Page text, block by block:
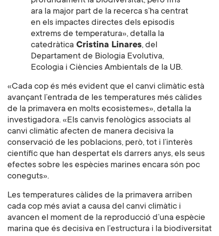
ara la major part de la recerca s’ha centrat
en els impactes directes dels episodis
extrems de temperatura», detalla la
catedràtica Cristina Linares, del
Departament de Biologia Evolutiva,
Ecologia i Ciències Ambientals de la UB.
«Cada cop és més evident que el canvi climàtic està
avançant l’entrada de les temperatures més càlides
de la primavera en molts ecosistemes», detalla la
investigadora. «Els canvis fenològics associats al
canvi climàtic afecten de manera decisiva la
conservació de les poblacions, però, tot i l’interès
científic que han despertat els darrers anys, els seus
efectes sobre les espècies marines encara són poc
coneguts».
Les temperatures càlides de la primavera arriben
cada cop més aviat a causa del canvi climàtic i
avancen el moment de la reproducció d’una espècie
marina que és decisiva en l’estructura i la biodiversitat